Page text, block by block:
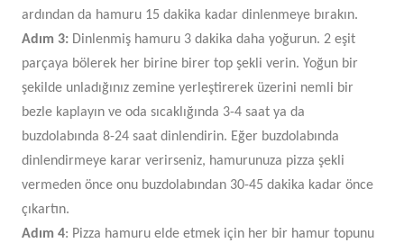
ardından da hamuru 15 dakika kadar dinlenmeye bırakın.
Adım 3: Dinlenmiş hamuru 3 dakika daha yoğurun. 2 eşit
parçaya bölerek her birine birer top şekli verin. Yoğun bir
şekilde unladığınız zemine yerleştirerek üzerini nemli bir
bezle kaplayın ve oda sıcaklığında 3-4 saat ya da
buzdolabında 8-24 saat dinlendirin. Eğer buzdolabında
dinlendirmeye karar verirseniz, hamurunuza pizza şekli
vermeden önce onu buzdolabından 30-45 dakika kadar önce
çıkartın.
Adım 4: Pizza hamuru elde etmek için her bir hamur topunu